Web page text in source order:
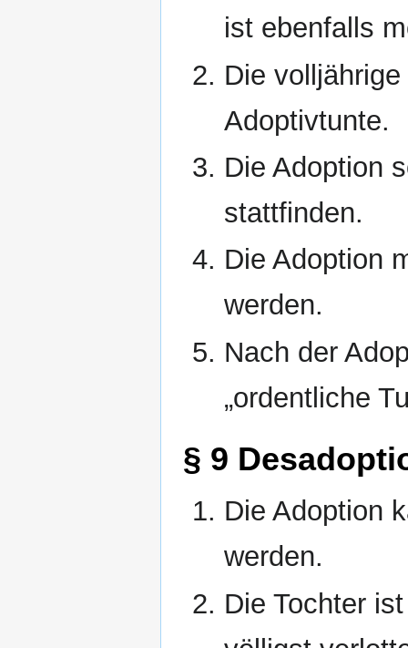
ist ebenfalls
Die
Adoptivtunte.
Die Adoption
stattfinden.
Die Adoption
werden.
Nach der
„ordentliche
§ 9
Die Adoption
werden.
Die Tochter